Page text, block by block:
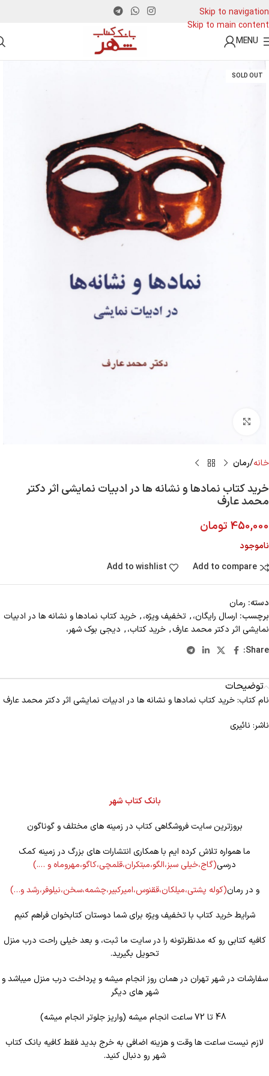
Skip to navigation
Skip to main content
MENU
SOLD OUT
خانه رمان
خرید کتاب نمادها و نشانه ها در ادبیات نمایشی اثر دکتر
محمد عارف
450,000 تومان
ناموجود
Add to compare
Add to wishlist
دسته: رمان
برچسب: ارسال رایگان،, تخفیف ویژه،, خرید کتاب نمادها و نشانه ها در ادبیات
نمایشی اثر دکتر محمد عارف, خرید کتاب،, دیجی بوک شهر،
Share:
توضیحات
نام کتاب: خرید کتاب نمادها و نشانه ها در ادبیات نمایشی اثر دکتر محمد عارف
ناشر: نائیری
بانک کتاب شهر
بروزترین سایت فروشگاهی کتاب در زمینه های مختلف و گوناگون
ما همواره تلاش کرده ایم با همکاری انتشارات های بزرگ در زمینه کمک
درسی(گاج،خیلی سبز،الگو،مبتکران،قلمچی،کاگو،مهروماه و ….)
و در رمان(کوله پشتی،میلکان،ققنوس،امیرکبیر،چشمه،سخن،نیلوفر،رشد و…)
شرایط خرید کتاب با تخفیف ویژه برای شما دوستان کتابخوان فراهم کنیم
کافیه کتابی رو که مدنظرتونه را در سایت ما ثبت، و بعد خیلی راحت درب منزل
تحویل بگیرید.
سفارشات در شهر تهران در همان روز انجام میشه و پرداخت درب منزل میباشد و
شهر های دیگر
لازم نیست ساعت ها وقت و هزینه اضافی به خرج بدید فقط کافیه بانک کتاب
شهر رو دنبال کنید.